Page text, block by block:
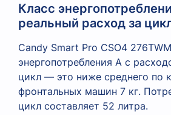
Класс
реальный расход за
Candy Smart Pro CSO4
энергопотребления A с
цикл — это ниже среднего по
фронтальных машин 7 кг.
цикл составляет 52 литра.